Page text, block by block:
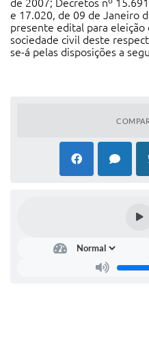
Quadra Fiscal
SIC
de 2007; Decretos nº
e 17.020, de 09 de Janeiro
presente edital para
sociedade civil deste
se-á pelas disposições a